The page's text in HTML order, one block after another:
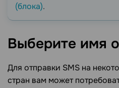
(блока).
Выберите имя
Для отправки SMS на
стран вам может